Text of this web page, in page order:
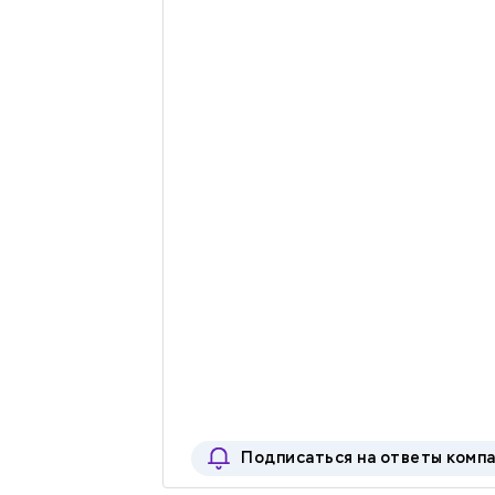
Подписаться на ответы